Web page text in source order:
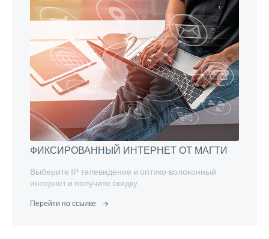
ФИКСИРОВАННЫЙ ИНТЕРНЕТ ОТ МАГТИ
Выберите IP телевидение и оптико-волоконный
интернет и получите скидку
Перейти по ссылке